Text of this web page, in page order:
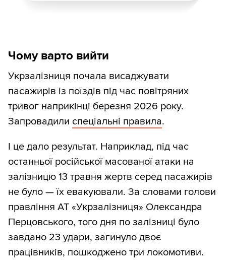
Чому варто вийти
Укрзалізниця почала висаджувати
пасажирів із поїздів під час повітряних
тривог наприкінці березня 2026 року.
Запровадили спеціальні правила.
І це дало результат. Наприклад, під час
останньої російської масованої атаки на
залізницю 13 травня жертв серед пасажирів
не було — їх евакуювали. За словами голови
правління АТ «Укрзалізниця» Олександра
Перцовського, того дня по залізниці було
завдано 23 удари, загинуло двоє
працівників, пошкоджено три локомотиви.